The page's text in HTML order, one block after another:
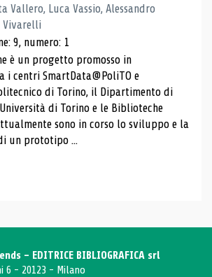
Vallero, Luca Vassio, Alessandro
Vivarelli
9, numero: 1
è un progetto promosso in
i centri SmartData@PoliTO e
di Torino, il Dipartimento di
di Torino e le Biblioteche
sono in corso lo sviluppo e la
un prototipo ...
- EDITRICE BIBLIOGRAFICA srl
6 - 20123 - Milano